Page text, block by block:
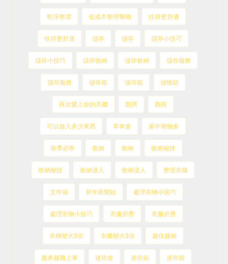
乾淨整潔 低成本整理雜物 住得更舒適
住得更舒適 儲存 儲存 儲存小技巧
儲存小技巧 儲存收納 儲存收納 儲存服務
儲存服務 儲存箱 儲存箱 儲物箱
再次愛上你的衣櫃 劏房 劏房
可以放入多少東西 單車倉 家中雜物多
換季必學 收納 收納 收納秘技
收納秘技 收納達人 收納達人 整理衣櫃
文件箱 新年新開始 處理衣物小技巧
處理衣物小技巧 衣服折疊 衣服折疊
衣櫃變大3倍 衣櫃變大3倍 越住越細
越來越難上車 迷你倉 迷你箱 迷你箱